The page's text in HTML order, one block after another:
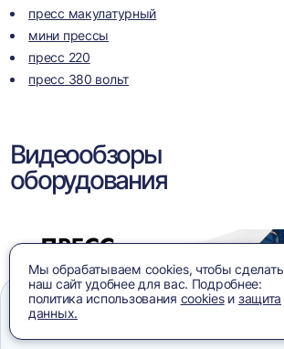
пресс макулатурный
мини прессы
пресс 220
пресс 380 вольт
Видеообзоры
оборудования
ПРИМЕНИТЬ
ЗАКРЫТЬ
ЗАКРЫТЬ
ЗАКРЫТЬ
Мы обрабатываем cookies, чтобы сделать
наш сайт удобнее для вас. Подробнее:
политика использования cookiesи защита
данных.